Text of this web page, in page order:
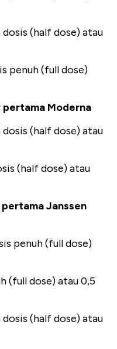
(half dose) atau
penuh (full dose)
Moderna
(half dose) atau
(half dose) atau
Janssen
penuh (full dose)
(full dose) atau 0,5
(half dose) atau